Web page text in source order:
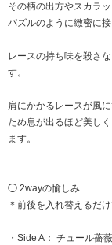
その柄の出方やスカラ
パズルのように緻密に接
レースの持ち味を殺さ
す。
肩にかかるレースが風
ため息が出るほど美し
ます。
◯ 2wayの愉しみ
＊前後を入れ替えるだ
・Side A： チュール薔